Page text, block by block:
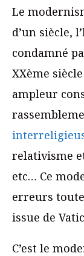
Le
d’un siècle,
condamné
XXème
ampleur
relativisme
etc… Ce
erreurs
issue de
C’est le